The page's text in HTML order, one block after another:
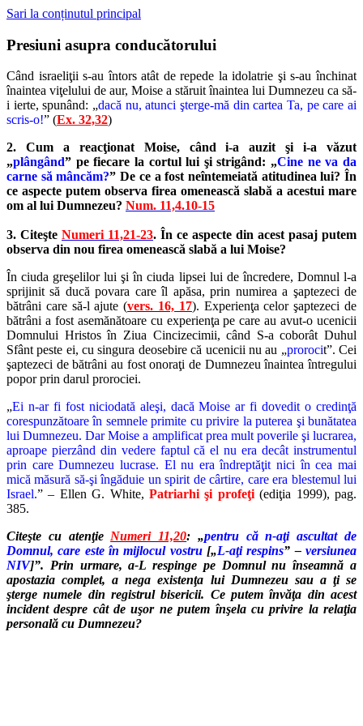
Sari la conținutul principal
Presiuni asupra conducătorului
Când israeliţii s-au întors atât de repede la idolatrie şi s-au închinat
înaintea viţelului de aur, Moise a stăruit înaintea lui Dumnezeu ca să-
i ierte, spunând: „dacă nu, atunci şterge-mă din cartea Ta, pe care ai
scris-o!” (Ex. 32,32)
2. Cum a reacţionat Moise, când i-a auzit şi i-a văzut
„plângând” pe fiecare la cortul lui şi strigând: „Cine ne va da
carne să mâncăm?” De ce a fost neîntemeiată atitudinea lui? În
ce aspecte putem observa firea omenească slabă a acestui mare
om al lui Dumnezeu? Num. 11,4.10-15
3. Citeşte Numeri 11,21-23. În ce aspecte din acest pasaj putem
observa din nou firea omenească slabă a lui Moise?
În ciuda greşelilor lui şi în ciuda lipsei lui de încredere, Domnul l-a
sprijinit să ducă povara care îl apăsa, prin numirea a şaptezeci de
bătrâni care să-l ajute (vers. 16, 17). Experienţa celor şaptezeci de
bătrâni a fost asemănătoare cu experienţa pe care au avut-o ucenicii
Domnului Hristos în Ziua Cincizecimii, când S-a coborât Duhul
Sfânt peste ei, cu singura deosebire că ucenicii nu au „prorocit”. Cei
şaptezeci de bătrâni au fost onoraţi de Dumnezeu înaintea întregului
popor prin darul prorociei.
„Ei n-ar fi fost niciodată aleşi, dacă Moise ar fi dovedit o credinţă
corespunzătoare în semnele primite cu privire la puterea şi bunătatea
lui Dumnezeu. Dar Moise a amplificat prea mult poverile şi lucrarea,
aproape pierzând din vedere faptul că el nu era decât instrumentul
prin care Dumnezeu lucrase. El nu era îndreptăţit nici în cea mai
mică măsură să-şi îngăduie un spirit de cârtire, care era blestemul lui
Israel.” – Ellen G. White, Patriarhi şi profeţi(ediţia 1999), pag.
385.
Citeşte cu atenţieNumeri 11,20: „pentru că n-aţi ascultat de
Domnul, care este în mijlocul vostru[„L-aţi respins” –versiunea
NIV]”. Prin urmare, a-L respinge pe Domnul nu înseamnă a
apostazia complet, a nega existenţa lui Dumnezeu sau a ţi se
şterge numele din registrul bisericii. Ce putem învăţa din acest
incident despre cât de uşor ne putem înşela cu privire la relaţia
personală cu Dumnezeu?